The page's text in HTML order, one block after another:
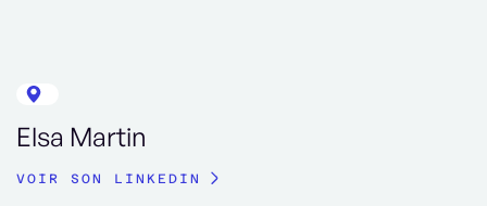
Elsa Martin
VOIR SON LINKEDIN